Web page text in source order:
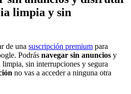
limpia y sin
de una suscripción premium para
Podrás navegar sin anuncios y
sin interrupciones y segura
no vas a acceder a ninguna otra